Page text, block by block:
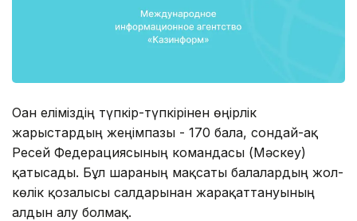
Оған еліміздің түпкір-түпкірінен өңірлік
жарыстардың жеңімпазы - 170 бала, сондай-ақ
Ресей Федерациясының командасы (Мәскеу)
қатысады. Бұл шараның мақсаты балалардың жол-
көлік қозғалысы салдарынан жарақаттануының
алдын алу болмақ.